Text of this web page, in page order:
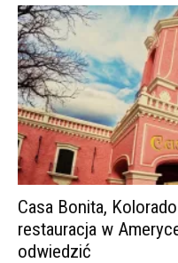
Casa Bonita,
restauracja w
odwiedzić